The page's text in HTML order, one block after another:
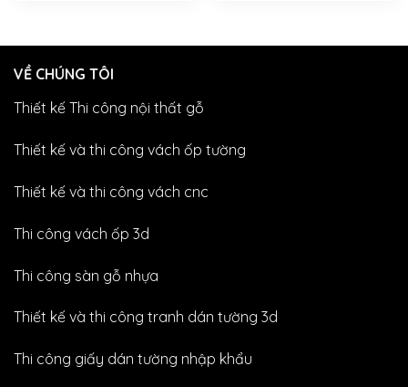
VỀ CHÚNG TÔI
Thiết kế Thi công nội thất gỗ
Thiết kế và thi công vách ốp tường
Thiết kế và thi công vách cnc
Thi công vách ốp 3d
Thi công sàn gỗ nhựa
Thiết kế và thi công tranh dán tường 3d
Thi công giấy dán tường nhập khẩu